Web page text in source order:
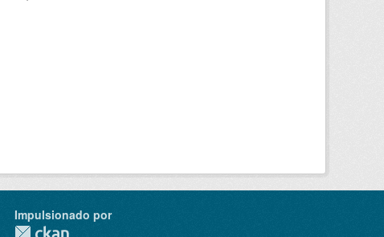
Impulsionado por